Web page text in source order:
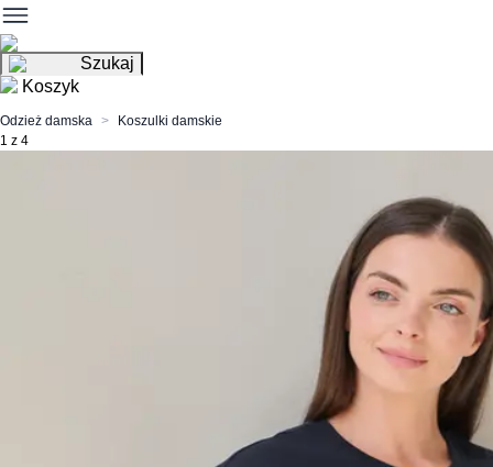
Szukaj
Koszyk
Odzież damska
Koszulki damskie
1 z 4